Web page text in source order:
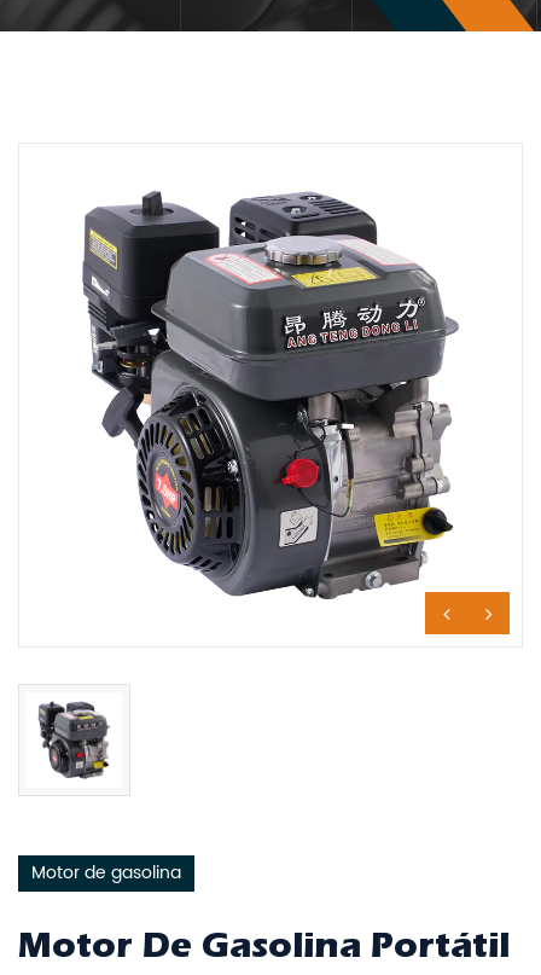
Motor de gasolina
Motor De Gasolina Portátil